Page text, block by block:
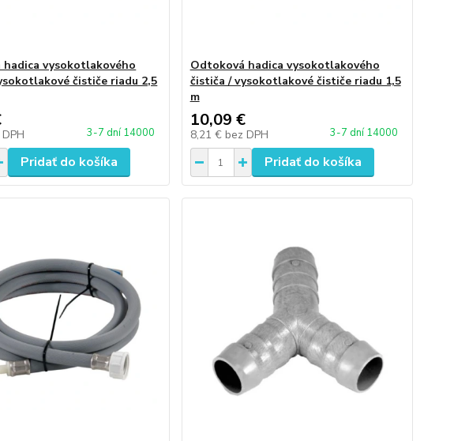
vysokotlakového
čističe riadu 2,5
3-7 dní 14000
Pridať do košíka
Odtoková hadica vysokotlakového
čističa / vysokotlakové čističe riadu 1,5
m
10,09 €
8,21 € bez DPH 3-7 dní 14000
Pridať do košíka